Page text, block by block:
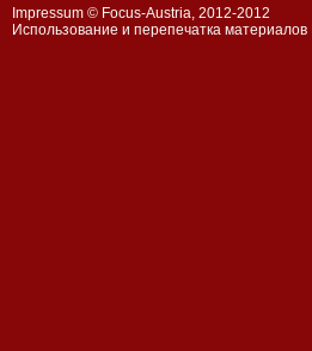
Impressum © Focus-Austria, 2012-2012
Использование и перепечатка материалов